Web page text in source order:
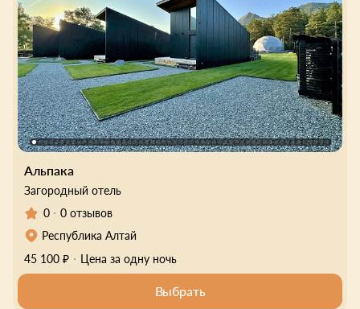
Альпака
Загородный отель
0
0 отзывов
Республика Алтай
45 100 ₽
Цена за одну ночь
Выбрать